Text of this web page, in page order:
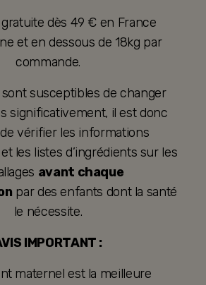
dès 49 € en France
et en dessous de 18kg par
commande.
susceptibles de changer
significativement, il est donc
vérifier les informations
les listes d’ingrédients sur les
avant chaque
par des enfants dont la santé
le nécessite.
IMPORTANT :
maternel est la meilleure